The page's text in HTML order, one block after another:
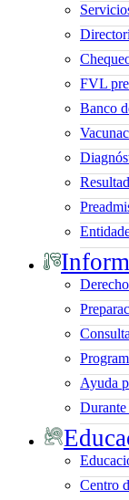
FVL
Banco
Ayuda
Durante
Centro